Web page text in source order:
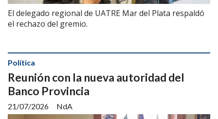
El delegado regional de UATRE Mar del Plata respaldó
el rechazo del gremio.
Reunión con la nueva autoridad del
Banco Provincia
NdA
Política
21/07/2026